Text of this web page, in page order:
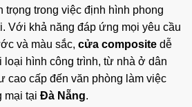
trọng trong việc định hình phong
Với khả năng đáp ứng mọi yêu cầu
và màu sắc, cửa composite dễ
loại hình công trình, từ nhà ở dân
cao cấp đến văn phòng làm việc
mại tại Đà Nẵng.